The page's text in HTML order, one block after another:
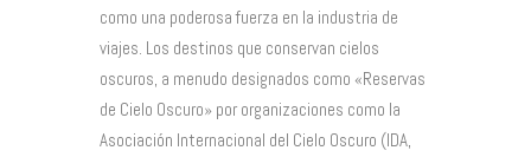
como una poderosa fuerza en la industria de
viajes. Los destinos que conservan cielos
oscuros, a menudo designados como «Reservas
de Cielo Oscuro» por organizaciones como la
Asociación Internacional del Cielo Oscuro (IDA,